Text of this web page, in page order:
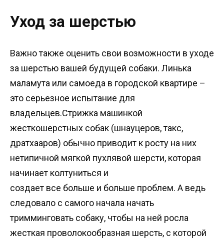
Уход за шерстью
Важно также оценить свои возможности в уходе
за шерстью вашей будущей собаки. Линька
маламута или самоеда в городской квартире –
это серьезное испытание для
владельцев.Стрижка машинкой
жесткошерстных собак (шнауцеров, такс,
дратхааров) обычно приводит к росту на них
нетипичной мягкой пухлявой шерсти, которая
начинает колтуниться и
создает все больше и больше проблем. А ведь
следовало с самого начала начать
тримминговать собаку, чтобы на ней росла
жесткая проволокообразная шерсть, с которой